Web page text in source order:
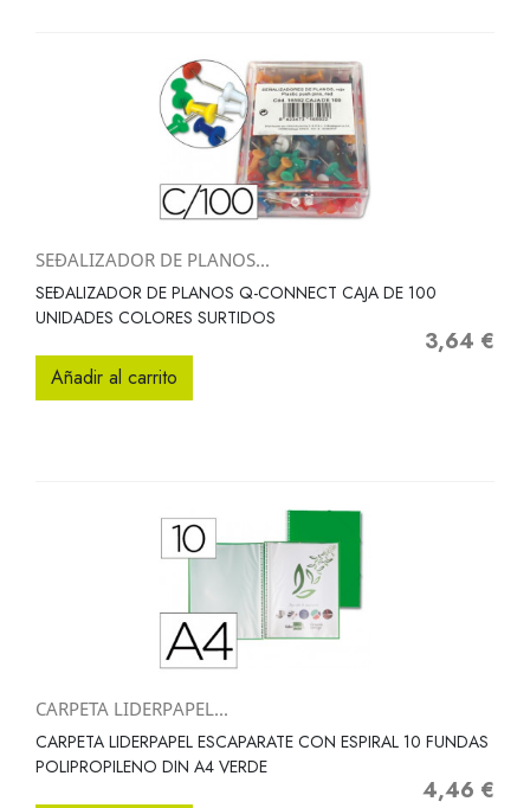
SEÐALIZADOR DE PLANOS...
SEÐALIZADOR DE PLANOS Q-CONNECT CAJA DE 100
UNIDADES COLORES SURTIDOS
Precio
3,64 €
Añadir al carrito
CARPETA LIDERPAPEL...
CARPETA LIDERPAPEL ESCAPARATE CON ESPIRAL 10 FUNDAS
POLIPROPILENO DIN A4 VERDE
Precio
4,46 €